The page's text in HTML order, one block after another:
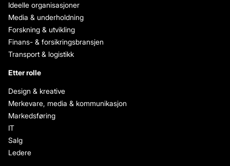
Ideelle organisasjoner
Media & underholdning
Forskning & utvikling
Finans- & forsikringsbransjen
Transport & logistikk
Etter rolle
Design & kreative
Merkevare, media & kommunikasjon
Markedsføring
IT
Salg
Ledere